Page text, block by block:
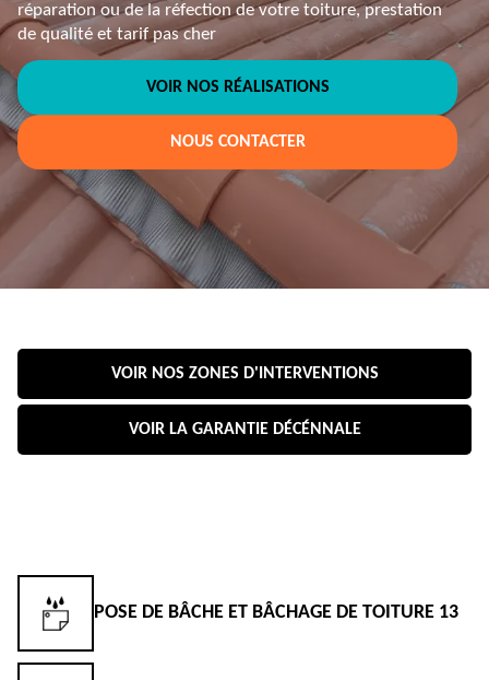
réparation ou de la réfection de votre toiture, prestation
de qualité et tarif pas cher
VOIR NOS RÉALISATIONS
NOUS CONTACTER
VOIR NOS ZONES D'INTERVENTIONS
VOIR LA GARANTIE DÉCÉNNALE
POSE DE BÂCHE ET BÂCHAGE DE TOITURE 13